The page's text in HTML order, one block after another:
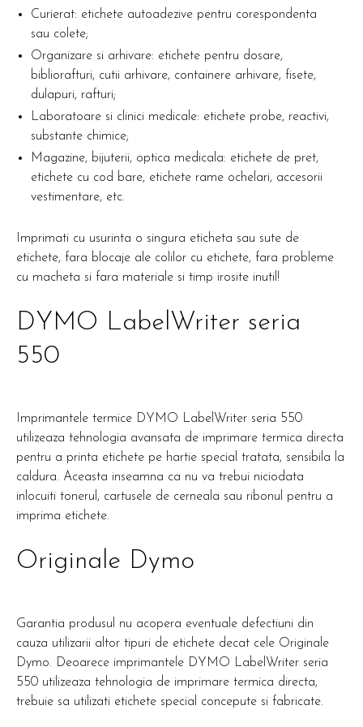
Curierat: etichete autoadezive pentru corespondenta
sau colete;
Organizare si arhivare: etichete pentru dosare,
bibliorafturi, cutii arhivare, containere arhivare, fisete,
dulapuri, rafturi;
Laboratoare si clinici medicale: etichete probe, reactivi,
substante chimice;
Magazine, bijuterii, optica medicala: etichete de pret,
etichete cu cod bare, etichete rame ochelari, accesorii
vestimentare, etc.
Imprimati cu usurinta o singura eticheta sau sute de
etichete, fara blocaje ale colilor cu etichete, fara probleme
cu macheta si fara materiale si timp irosite inutil!
DYMO LabelWriter seria
550
Imprimantele termice DYMO LabelWriter seria 550
utilizeaza tehnologia avansata de imprimare termica directa
pentru a printa etichete pe hartie special tratata, sensibila la
caldura. Aceasta inseamna ca nu va trebui niciodata
inlocuiti tonerul, cartusele de cerneala sau ribonul pentru a
imprima etichete.
Originale Dymo
Garantia produsul nu acopera eventuale defectiuni din
cauza utilizarii altor tipuri de etichete decat cele Originale
Dymo. Deoarece imprimantele DYMO LabelWriter seria
550 utilizeaza tehnologia de imprimare termica directa,
trebuie sa utilizati etichete special concepute si fabricate.